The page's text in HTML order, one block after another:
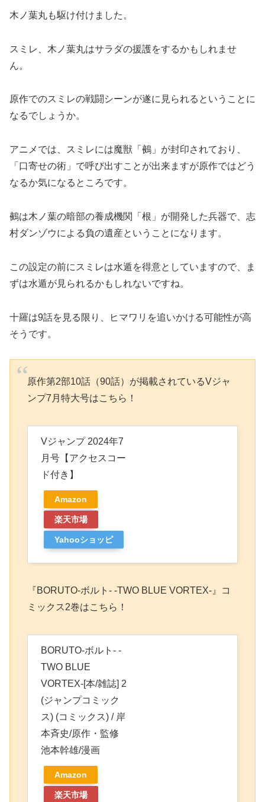
木ノ葉丸も駆け付けました。
スミレ、木ノ葉丸はサラダの援護をするかもしれませ
ん。
原作でのスミレの戦闘シーンが遂に見られるということに
なるでしょうか。
アニメでは、スミレには魔獣「鵺」が封印されており、
「口寄せの術」で呼び出すことが出来ますが原作ではどう
なるか気になるところです。
鵺は木ノ葉の暗部の養成機関「根」が開発した兵器で、志
村ダンゾウによる負の遺産ということになります。
この設定の前にスミレは水遁を得意としていますので、ま
ずは水遁が見られるかもしれないですね。
十羅は9話を見る限り、ヒマワリを追いかける可能性が高
そうです。
原作第2部10話（90話）が掲載されているVジャ
ンプ7月特大号はこちら！
Vジャンプ 2024年7
月号【アクセスコー
ド付き】
Amazon
楽天市場
Yahooショッピ
『BORUTO-ボルト- -TWO BLUE VORTEX-』コ
ミックス2巻はこちら！
BORUTO-ボルト- -
TWO BLUE
VORTEX-[本/雑誌] 2
(ジャンプコミック
ス) (コミックス) / 岸
本斉史/原作・監修
池本幹雄/漫画
Amazon
楽天市場